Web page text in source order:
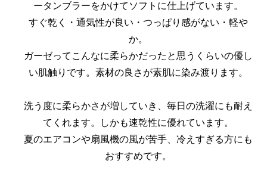
ータンブラーをかけてソフトに仕上げています。
すぐ乾く・通気性が良い・つっぱり感がない・軽や
か。
ガーゼってこんなに柔らかだったと思うくらいの優し
い肌触りです。素材の良さが素肌に染み渡ります。
洗う度に柔らかさが増していき、毎日の洗濯にも耐え
てくれます。しかも速乾性に優れています。
夏のエアコンや扇風機の風が苦手、冷えすぎる方にも
おすすめです。